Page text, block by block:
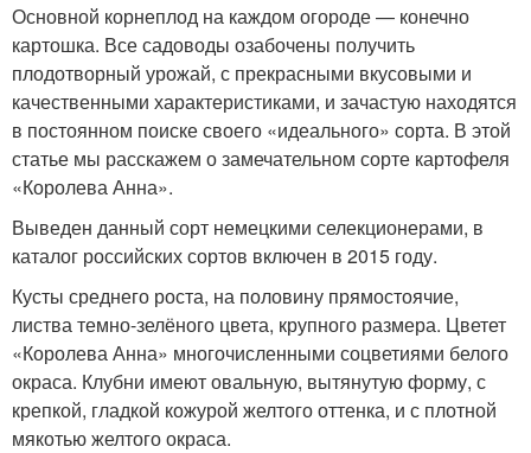
Основной корнеплод на каждом огороде — конечно
картошка. Все садоводы озабочены получить
плодотворный урожай, с прекрасными вкусовыми и
качественными характеристиками, и зачастую находятся
в постоянном поиске своего «идеального» сорта. В этой
статье мы расскажем о замечательном сорте картофеля
«Королева Анна».
Выведен данный сорт немецкими селекционерами, в
каталог российских сортов включен в 2015 году.
Кусты среднего роста, на половину прямостоячие,
листва темно-зелёного цвета, крупного размера. Цветет
«Королева Анна» многочисленными соцветиями белого
окраса. Клубни имеют овальную, вытянутую форму, с
крепкой, гладкой кожурой желтого оттенка, и с плотной
мякотью желтого окраса.